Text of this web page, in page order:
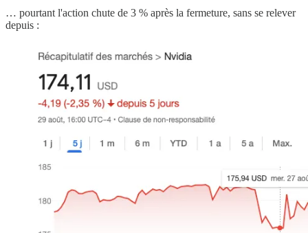
… pourtant l'action chute de 3 % après la fermeture, sans se relever
depuis :